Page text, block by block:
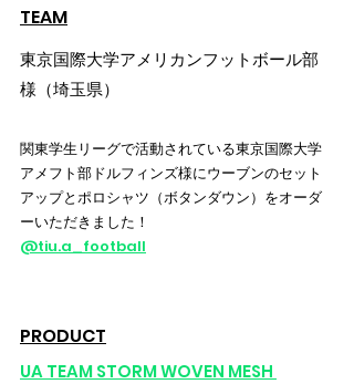
TEAM
東京国際大学アメリカンフットボール部
様（埼玉県）
関東学生リーグで活動されている東京国際大学
アメフト部ドルフィンズ様にウーブンのセット
アップとポロシャツ（ボタンダウン）をオーダ
ーいただきました！
@tiu.a_football
PRODUCT
UA TEAM STORM WOVEN MESH